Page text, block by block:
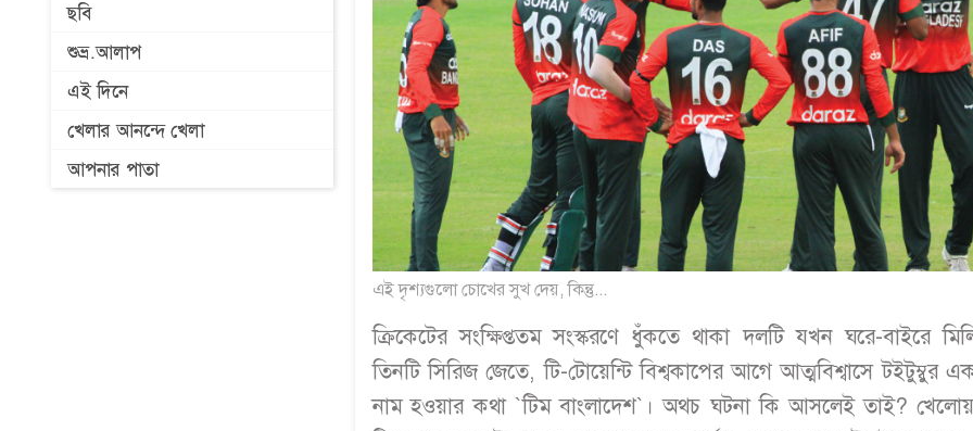
ছবি
শুভ্র.আলাপ
এই দিনে
খেলার আনন্দে খেলা
আপনার পাতা
এই দৃশ্যগুলো চোখের সুখ দেয়, কিন্তু...
ক্রিকেটের সংক্ষিপ্ততম সংস্করণে ধুঁকতে থাকা দলটি যখন ঘরে-বাইরে
তিনটি সিরিজ জেতে, টি-টোয়েন্টি বিশ্বকাপের আগে আত্মবিশ্বাসে টইটুম্বুর
নাম হওয়ার কথা `টিম বাংলাদেশ`। অথচ ঘটনা কি আসলেই তাই?